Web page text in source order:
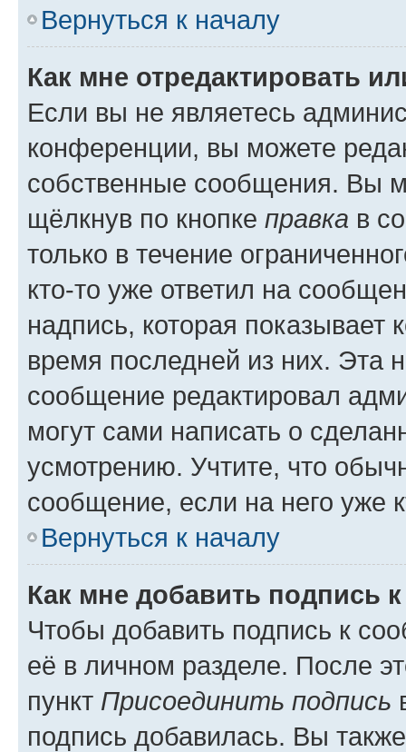
Вернуться к началу
Как мне отредактировать
Если вы не являетесь
конференции, вы можете
собственные сообщения. Вы
щёлкнув по кнопке правка в
только в течение
кто-то уже ответил на
надпись, которая показывает
время последней из них. Эта
сообщение редактировал
могут сами написать о
усмотрению. Учтите, что
сообщение, если на него уже
Вернуться к началу
Как мне добавить подпись
Чтобы добавить подпись к
её в личном разделе. После
пункт Присоединить подпись
подпись добавилась. Вы